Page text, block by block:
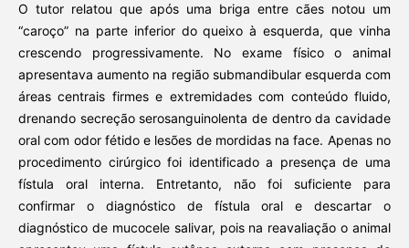
O tutor relatou que após uma briga entre cães notou um
“caroço” na parte inferior do queixo à esquerda, que vinha
crescendo progressivamente. No exame físico o animal
apresentava aumento na região submandibular esquerda com
áreas centrais firmes e extremidades com conteúdo fluido,
drenando secreção serosanguinolenta de dentro da cavidade
oral com odor fétido e lesões de mordidas na face. Apenas no
procedimento cirúrgico foi identificado a presença de uma
fístula oral interna. Entretanto, não foi suficiente para
confirmar o diagnóstico de fístula oral e descartar o
diagnóstico de mucocele salivar, pois na reavaliação o animal